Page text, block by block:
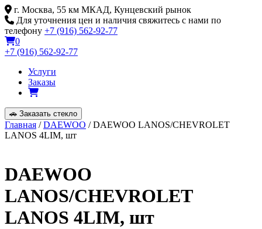
Skip
to
content
г. Москва, 55 км МКАД, Кунцевский рынок
Для уточнения цен и наличия свяжитесь с нами по
телефону +7 (916) 562-92-77
0
+7 (916) 562-92-77
Услуги
Заказы
🚗 Заказать стекло
Главная /DAEWOO / DAEWOO LANOS/CHEVROLET
LANOS 4LIM, шт
DAEWOO
LANOS/CHEVROLET
LANOS 4LIM, шт